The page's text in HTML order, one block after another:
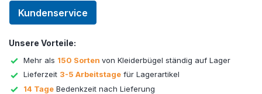
Kundenservice
Unsere Vorteile:
Mehr als 150 Sorten von Kleiderbügel ständig auf Lager
Lieferzeit 3-5 Arbeitstage für Lagerartikel
14 Tage Bedenkzeit nach Lieferung